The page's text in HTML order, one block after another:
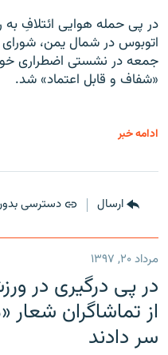
در پی حمله هوایی ائتلافِ
اتوبوس در شمال یمن،
جمعه در نشستی اضطراری
«شفاف و قابل اعتماد» شد.
ادامه خبر
ارسال دسترسی
مرداد ۲۰, ۱۳۹۷
در پی درگیری در
از تماشاگران شعار
سر دادند